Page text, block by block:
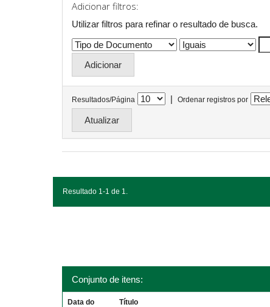
Adicionar filtros:
Utilizar filtros para refinar o resultado de busca.
Resultados/Página | Ordenar registros por
Resultado 1-1 de 1.
Conjunto de itens:
Data do Título